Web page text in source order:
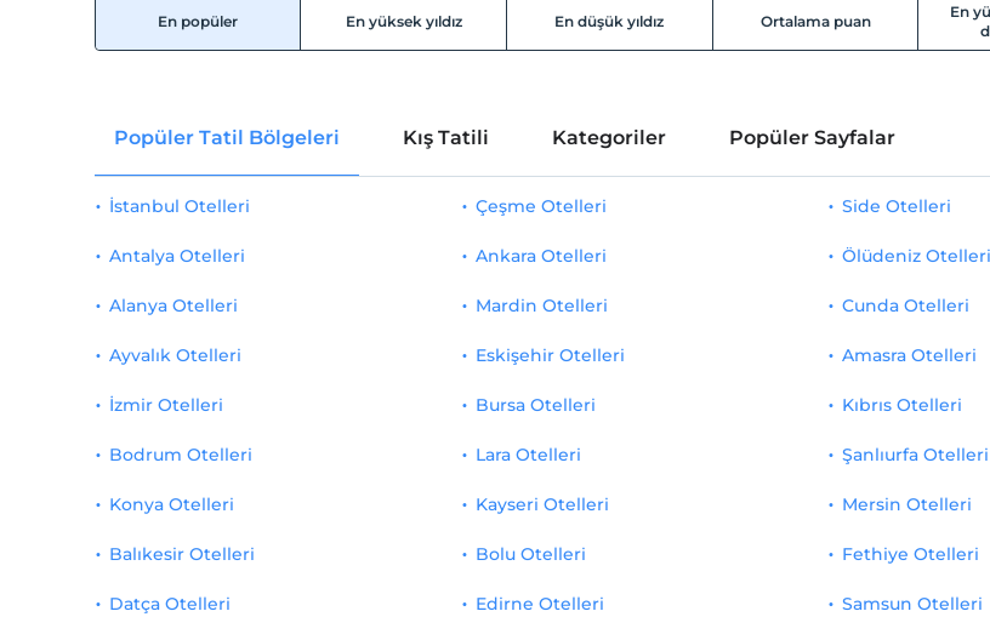
En popüler En yüksek yıldız En düşük yıldız Ortalama puan
En
Popüler Tatil Bölgeleri Kış Tatili Kategoriler Popüler Sayfalar
İstanbul Otelleri
Antalya Otelleri
Alanya Otelleri
Ayvalık Otelleri
İzmir Otelleri
Çeşme Otelleri
Ankara Otelleri
Mardin Otelleri
Eskişehir Otelleri
Bursa Otelleri
Side Otelleri
Ölüdeniz Otelleri
Cunda Otelleri
Amasra Otelleri
Kıbrıs Otelleri
Bodrum Otelleri
Konya Otelleri
Balıkesir Otelleri
Datça Otelleri
Lara Otelleri
Kayseri Otelleri
Bolu Otelleri
Edirne Otelleri
Şanlıurfa Otelleri
Mersin Otelleri
Fethiye Otelleri
Samsun Otelleri